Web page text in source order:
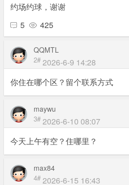
约场约球，谢谢
5
425
QQMTL
2# 2026-6-9 14:28
你住在哪个区？留个联系方式
maywu
3# 2026-6-10 08:07
今天上午有空？住哪里？
max84
4# 2026-6-15 16:43